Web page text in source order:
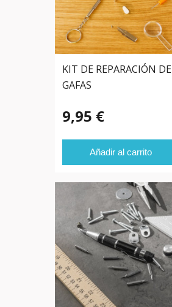
KIT DE REPARACIÓN DE
GAFAS
9,95 €
Añadir al carrito